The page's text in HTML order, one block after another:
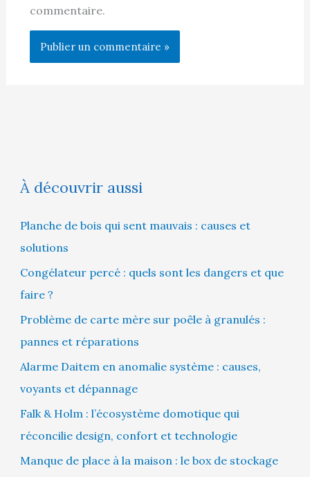
commentaire.
À découvrir aussi
Planche de bois qui sent mauvais : causes et
solutions
Congélateur percé : quels sont les dangers et que
faire ?
Problème de carte mère sur poêle à granulés :
pannes et réparations
Alarme Daitem en anomalie système : causes,
voyants et dépannage
Falk & Holm : l’écosystème domotique qui
réconcilie design, confort et technologie
Manque de place à la maison : le box de stockage